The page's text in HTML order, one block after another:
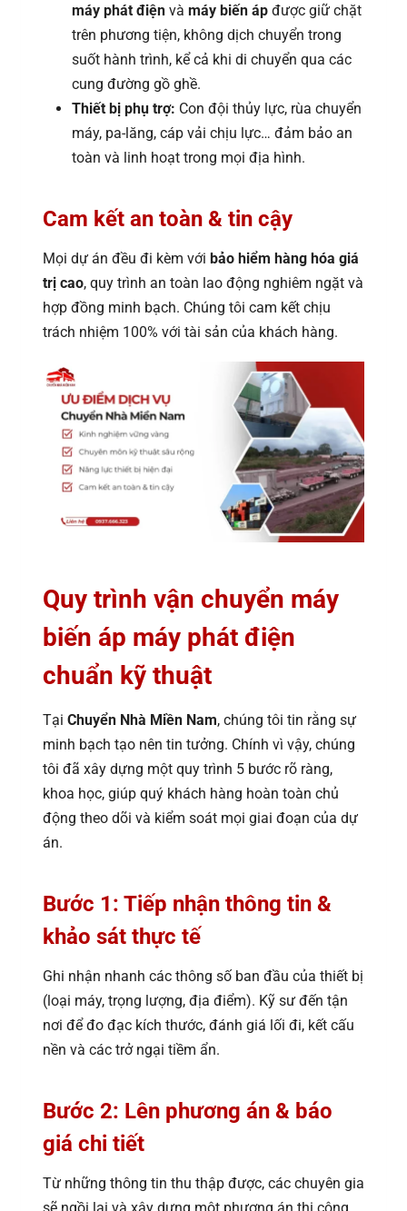
máy phát điện và máy biến áp được giữ chặt
trên phương tiện, không dịch chuyển trong
suốt hành trình, kể cả khi di chuyển qua các
cung đường gồ ghề.
Thiết bị phụ trợ: Con đội thủy lực, rùa chuyển
máy, pa-lăng, cáp vải chịu lực… đảm bảo an
toàn và linh hoạt trong mọi địa hình.
Cam kết an toàn & tin cậy
Mọi dự án đều đi kèm với bảo hiểm hàng hóa giá
trị cao, quy trình an toàn lao động nghiêm ngặt và
hợp đồng minh bạch. Chúng tôi cam kết chịu
trách nhiệm 100% với tài sản của khách hàng.
Quy trình vận chuyển máy
biến áp máy phát điện
chuẩn kỹ thuật
Tại Chuyển Nhà Miền Nam, chúng tôi tin rằng sự
minh bạch tạo nên tin tưởng. Chính vì vậy, chúng
tôi đã xây dựng một quy trình 5 bước rõ ràng,
khoa học, giúp quý khách hàng hoàn toàn chủ
động theo dõi và kiểm soát mọi giai đoạn của dự
án.
Bước 1: Tiếp nhận thông tin &
khảo sát thực tế
Ghi nhận nhanh các thông số ban đầu của thiết bị
(loại máy, trọng lượng, địa điểm). Kỹ sư đến tận
nơi để đo đạc kích thước, đánh giá lối đi, kết cấu
nền và các trở ngại tiềm ẩn.
Bước 2: Lên phương án & báo
giá chi tiết
Từ những thông tin thu thập được, các chuyên gia